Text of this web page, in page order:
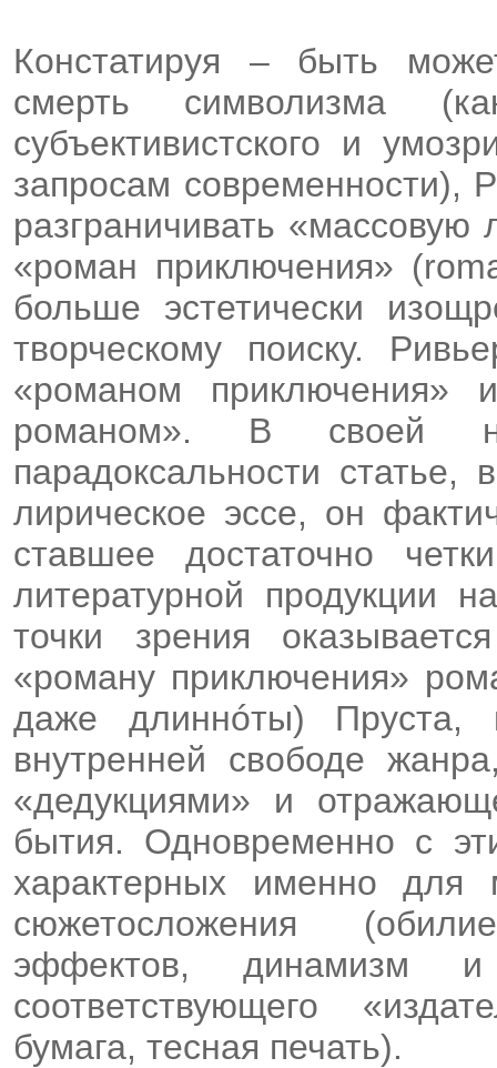
Констатируя – быть
смерть символизма
субъективистского и
запросам современности),
разграничивать
«роман приключения»
больше эстетически
творческому поиску.
«романом
романом». В своей
парадоксальности
лирическое эссе, он
ставшее достаточно
литературной продукции
точки зрения
«роману приключения»
даже длиннóты) Пруста,
внутренней свободе
«дедукциями» и
бытия. Одновременно с
характерных именно для
сюжетосложения
эффектов, динамизм и
соответствующего
бумага, тесная печать).